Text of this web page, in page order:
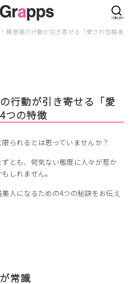
無意識の行動が引き寄せる「愛され性格美人
行動が引き寄せる「愛
つの特徴
られるとは思っていませんか？
とも、何気ない態度に人々が惹か
しれません。
人になるための4つの秘訣をお伝え
常識